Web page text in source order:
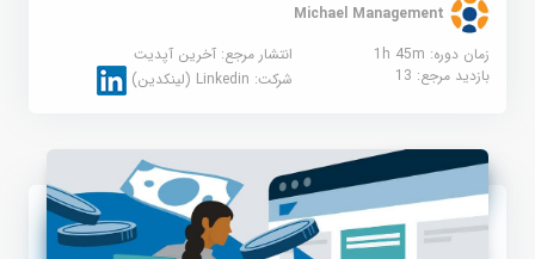
Michael Management
زمان دوره: 1h 45m
انتشار مرجع:آخرین آپدیت
بازدید مرجع:13 شرکت:Linkedin (لینکدین)